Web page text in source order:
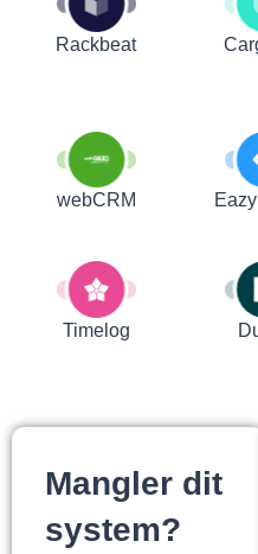
Rackbeat
webCRM
Timelog
Mangler dit
system?